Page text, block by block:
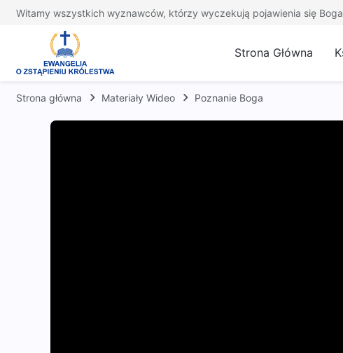
Witamy wszystkich wyznawców, którzy wyczekują pojawienia się
Strona Główna
Strona główna Materiały Wideo Poznanie Boga